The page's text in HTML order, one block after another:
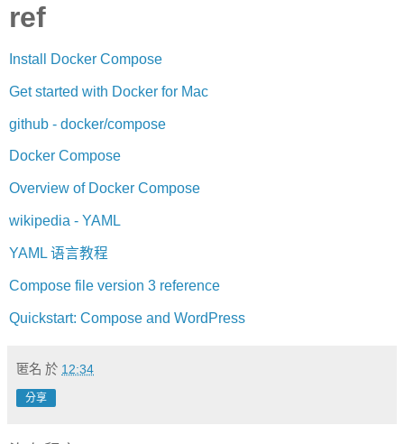
ref
Install Docker Compose
Get started with Docker for Mac
github - docker/compose
Docker Compose
Overview of Docker Compose
wikipedia - YAML
YAML 语言教程
Compose file version 3 reference
Quickstart: Compose and WordPress
匿名 於 12:34
分享